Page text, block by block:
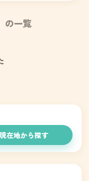
の一覧
現在地から探す